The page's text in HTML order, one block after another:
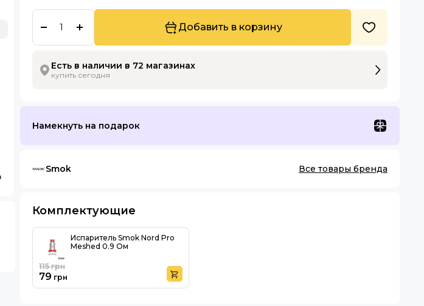
Добавить в корзину
Есть в наличии в 72 магазинах
купить сегодня
Намекнуть на подарок
Smok Все товары бренда
Комплектующие
Испаритель Smok Nord Pro
Meshed 0.9 Ом
79 грн
115грн